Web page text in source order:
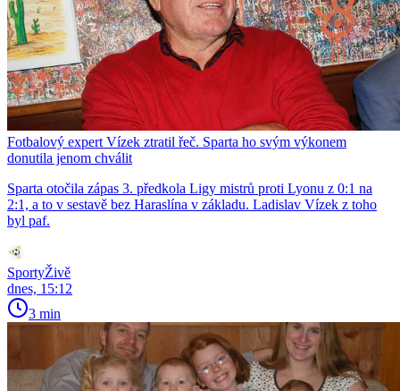
Fotbalový expert Vízek ztratil řeč. Sparta ho svým výkonem
donutila jenom chválit
Sparta otočila zápas 3. předkola Ligy mistrů proti Lyonu z 0:1 na
2:1, a to v sestavě bez Haraslína v základu. Ladislav Vízek z toho
byl paf.
SportyŽivě
dnes, 15:12
3 min